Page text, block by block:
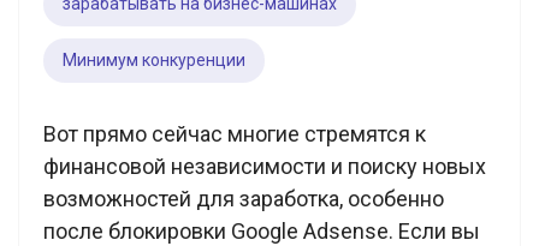
Минимум конкуренции
Вот прямо сейчас многие стремятся к
финансовой независимости и поиску новых
возможностей для заработка, особенно
после блокировки Google Adsense. Если вы